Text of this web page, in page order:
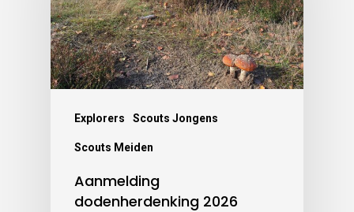
Explorers Scouts Jongens
Scouts Meiden
Aanmelding
dodenherdenking 2026